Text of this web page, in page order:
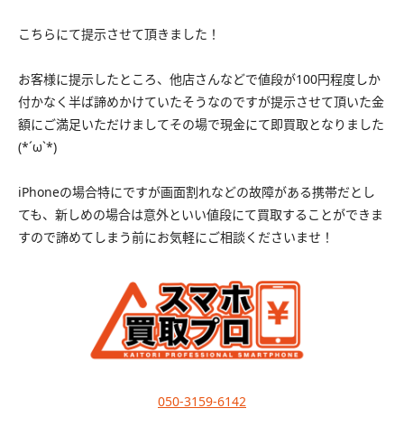
こちらにて提示させて頂きました！
お客様に提示したところ、他店さんなどで値段が100円程度しか
付かなく半ば諦めかけていたそうなのですが提示させて頂いた金
額にご満足いただけましてその場で現金にて即買取となりました
(*´ω`*)
iPhoneの場合特にですが画面割れなどの故障がある携帯だとし
ても、新しめの場合は意外といい値段にて買取することができま
すので諦めてしまう前にお気軽にご相談くださいませ！
050-3159-6142